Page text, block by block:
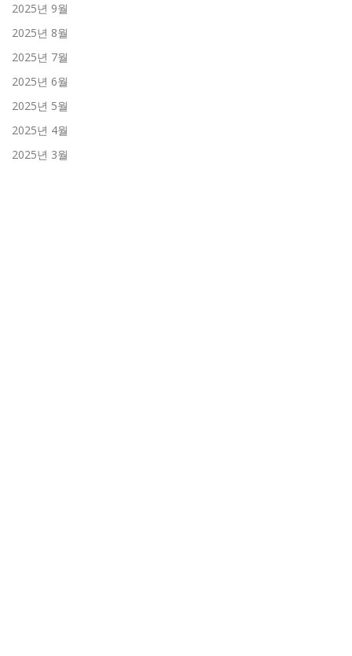
2025년 9월
2025년 8월
2025년 7월
2025년 6월
2025년 5월
2025년 4월
2025년 3월